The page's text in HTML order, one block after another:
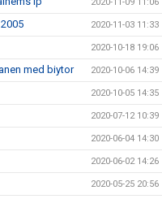
2020-11-03 11:33
2020-10-18 19:06
med biytor 2020-10-06 14:39
2020-10-05 14:35
2020-07-12 10:39
2020-06-04 14:30
2020-06-02 14:26
2020-05-25 20:56